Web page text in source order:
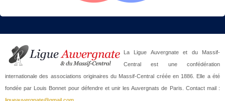
La Ligue Auvergnate et du Massif-
Central est une confédération
internationale des associations originaires du Massif-Central créée en 1886. Elle a été
fondée par Louis Bonnet pour défendre et unir les Auvergnats de Paris. Contact mail :